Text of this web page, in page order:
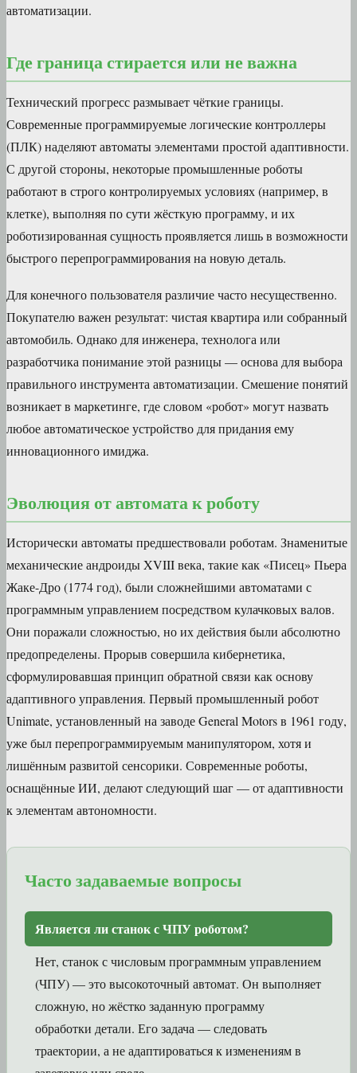
автоматизации.
Где граница стирается или не важна
Технический прогресс размывает чёткие границы.
Современные программируемые логические контроллеры
(ПЛК) наделяют автоматы элементами простой адаптивности.
С другой стороны, некоторые промышленные роботы
работают в строго контролируемых условиях (например, в
клетке), выполняя по сути жёсткую программу, и их
роботизированная сущность проявляется лишь в возможности
быстрого перепрограммирования на новую деталь.
Для конечного пользователя различие часто несущественно.
Покупателю важен результат: чистая квартира или собранный
автомобиль. Однако для инженера, технолога или
разработчика понимание этой разницы — основа для выбора
правильного инструмента автоматизации. Смешение понятий
возникает в маркетинге, где словом «робот» могут назвать
любое автоматическое устройство для придания ему
инновационного имиджа.
Эволюция от автомата к роботу
Исторически автоматы предшествовали роботам. Знаменитые
механические андроиды XVIII века, такие как «Писец» Пьера
Жаке-Дро (1774 год), были сложнейшими автоматами с
программным управлением посредством кулачковых валов.
Они поражали сложностью, но их действия были абсолютно
предопределены. Прорыв совершила кибернетика,
сформулировавшая принцип обратной связи как основу
адаптивного управления. Первый промышленный робот
Unimate, установленный на заводе General Motors в 1961 году,
уже был перепрограммируемым манипулятором, хотя и
лишённым развитой сенсорики. Современные роботы,
оснащённые ИИ, делают следующий шаг — от адаптивности
к элементам автономности.
Часто задаваемые вопросы
Является ли станок с ЧПУ роботом?
Нет, станок с числовым программным управлением
(ЧПУ) — это высокоточный автомат. Он выполняет
сложную, но жёстко заданную программу
обработки детали. Его задача — следовать
траектории, а не адаптироваться к изменениям в